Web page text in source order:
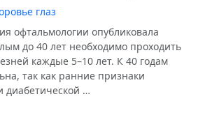
глаз
офтальмологии опубликовала
до 40 лет необходимо проходить
каждые 5–10 лет. К 40 годам
так как ранние признаки
диабетической …